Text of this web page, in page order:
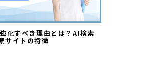
化すべき理由とは？AI検索
サイトの特徴